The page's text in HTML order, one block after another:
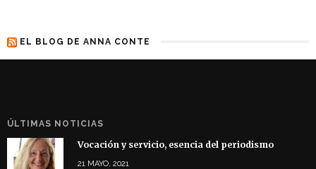
EL BLOG DE ANNA CONTE
ÚLTIMAS NOTICIAS
Vocación y servicio, esencia del periodismo
21 MAYO, 2021